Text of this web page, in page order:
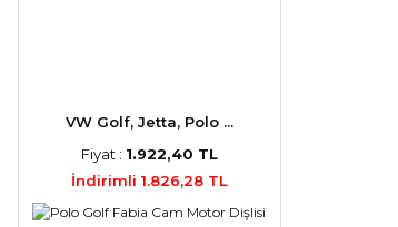
VW Golf, Jetta, Polo ...
Fiyat : 1.922,40 TL
İndirimli 1.826,28 TL